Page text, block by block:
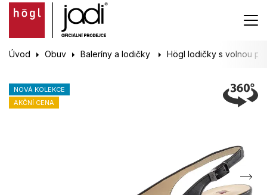
Úvod Obuv Baleríny a lodičky Högl lodičky s volnou
NOVÁ KOLEKCE
AKČNÍ CENA